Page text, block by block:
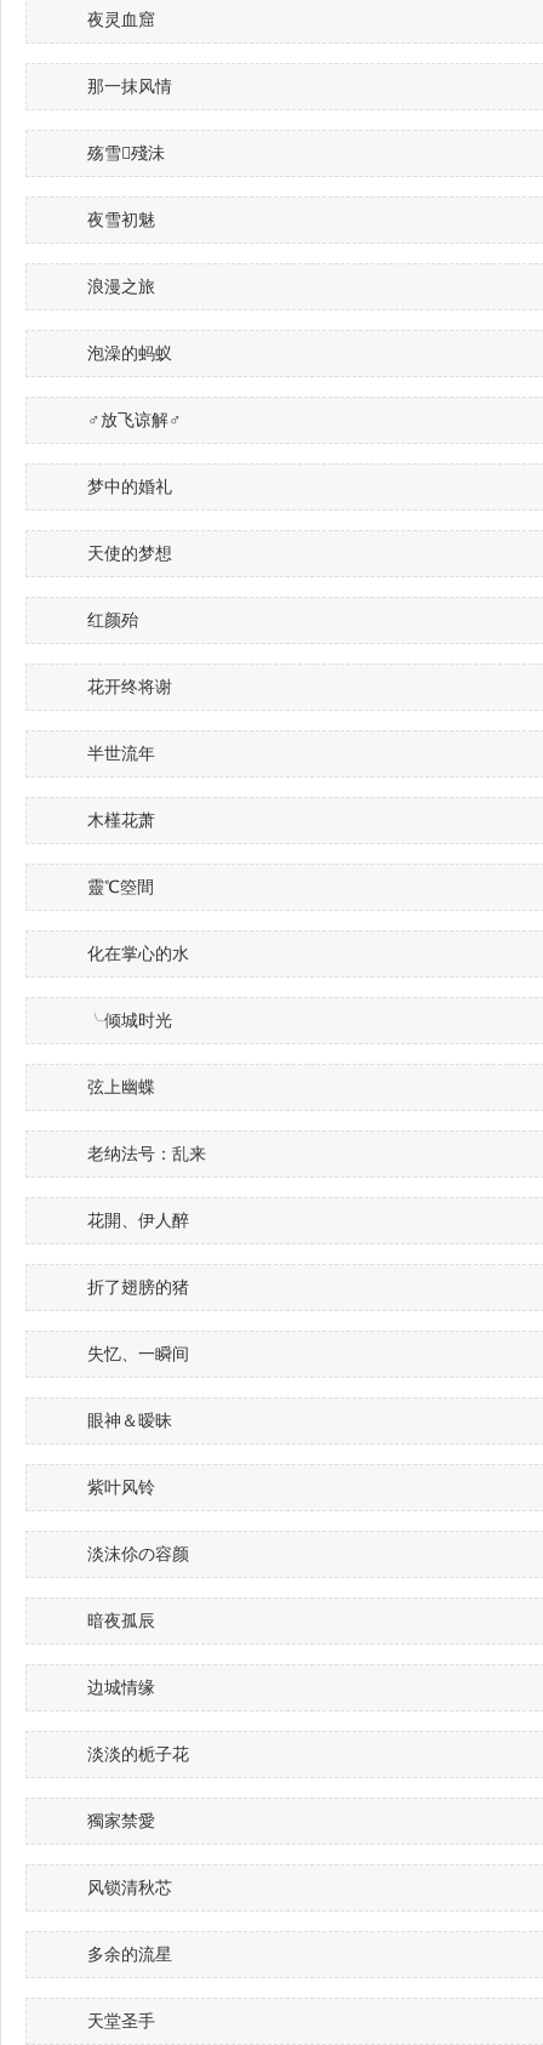
夜灵血窟
那一抹风情
殇雪殘沬
夜雪初魅
浪漫之旅
泡澡的蚂蚁
♂放飞谅解♂
梦中的婚礼
天使的梦想
红颜殆
花开终将谢
半世流年
木槿花萧
靈℃箜間
化在掌心的水
╰倾城时光
弦上幽蝶
老纳法号：乱来
花開、伊人醉
折了翅膀的猪
失忆、一瞬间
眼神＆暧昧
紫叶风铃
淡沫伱の容颜
暗夜孤辰
边城情缘
淡淡的栀子花
獨家禁愛
风锁清秋芯
多余的流星
天堂圣手